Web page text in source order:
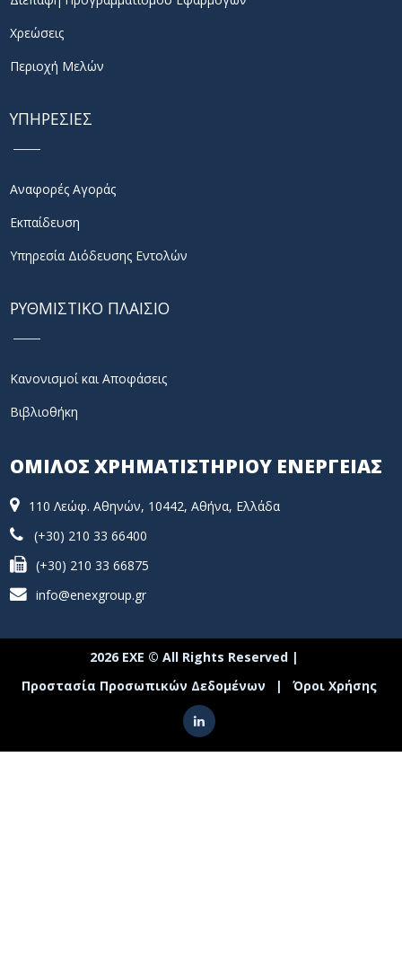
Χρεώσεις
Περιοχή Μελών
ΥΠΗΡΕΣΙΕΣ
Αναφορές Αγοράς
Εκπαίδευση
Υπηρεσία Διόδευσης Εντολών
ΡΥΘΜΙΣΤΙΚΟ ΠΛΑΙΣΙΟ
Κανονισμοί και Αποφάσεις
Βιβλιοθήκη
ΟΜΙΛΟΣ ΧΡΗΜΑΤΙΣΤΗΡΙΟΥ ΕΝΕΡΓΕΙΑΣ
110 Λεώφ. Αθηνών, 10442, Αθήνα, Ελλάδα
(+30) 210 33 66400
(+30) 210 33 66875
info@enexgroup.gr
2026 ΕΧΕ © All Rights Reserved |
Προστασία Προσωπικών Δεδομένων
| Όροι Χρήσης